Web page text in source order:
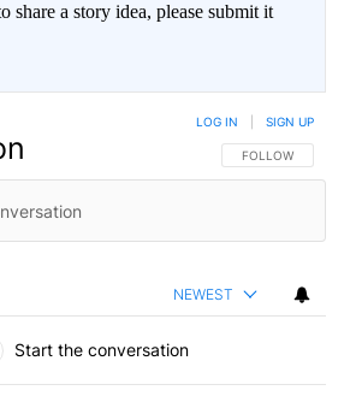
share a story idea, please submit it
FOLLOW THIS
FOLLOW
LOG IN SIGN UP
NEWEST
Start the conversation